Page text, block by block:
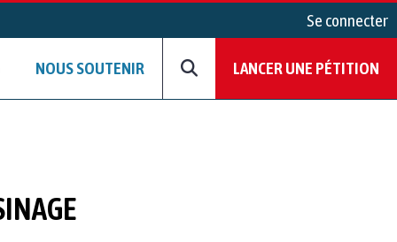
Se connecter
NOUS SOUTENIR LANCER UNE PÉTITION